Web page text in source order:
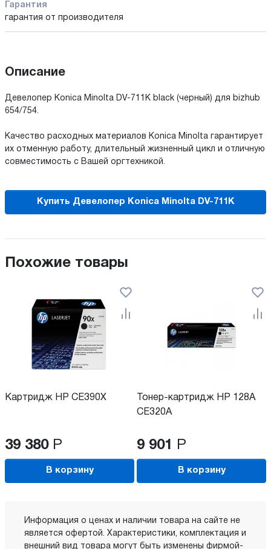
Гарантия
гарантия от производителя
Описание
Девелопер Konica Minolta DV-711K black (черный) для bizhub
654/754.
Качество расходных материалов Konica Minolta гарантирует
их отменную работу, длительный жизненный цикл и отличную
совместимость с Вашей оргтехникой.
Купить Девелопер Konica Minolta DV-711K
Похожие товары
Картридж HP CE390X
39 380 Р
В корзину
Тонер-картридж HP 128A
CE320A
9 901 Р
В корзину
Информация о ценах и наличии товара на сайте не
является офертой. Характеристики, комплектация и
внешний вид товара могут быть изменены фирмой-